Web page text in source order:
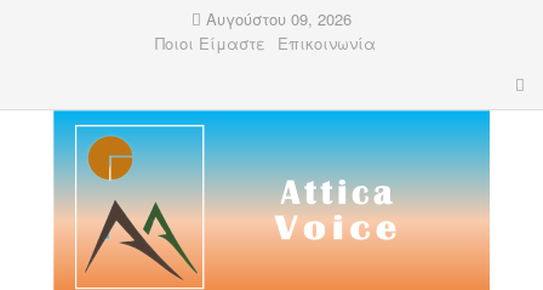
Αυγούστου 09, 2026
Ποιοι Είμαστε
Επικοινωνία